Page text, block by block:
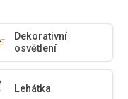
Dekorativní
osvětlení
Lehátka